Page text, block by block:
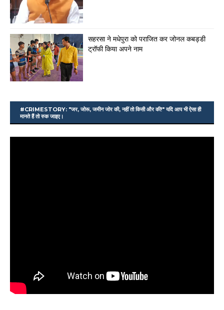
सहरसा ने मधेपुरा को पराजित कर जोनल कबड्डी
ट्रॉफी किया अपने नाम
#CRIMESTORY: "जर, जोरू, जमीन जोर की, नहीं तो किसी और की!" यदि आप भी ऐसा ही
मानते हैं तो रुक जाइए।